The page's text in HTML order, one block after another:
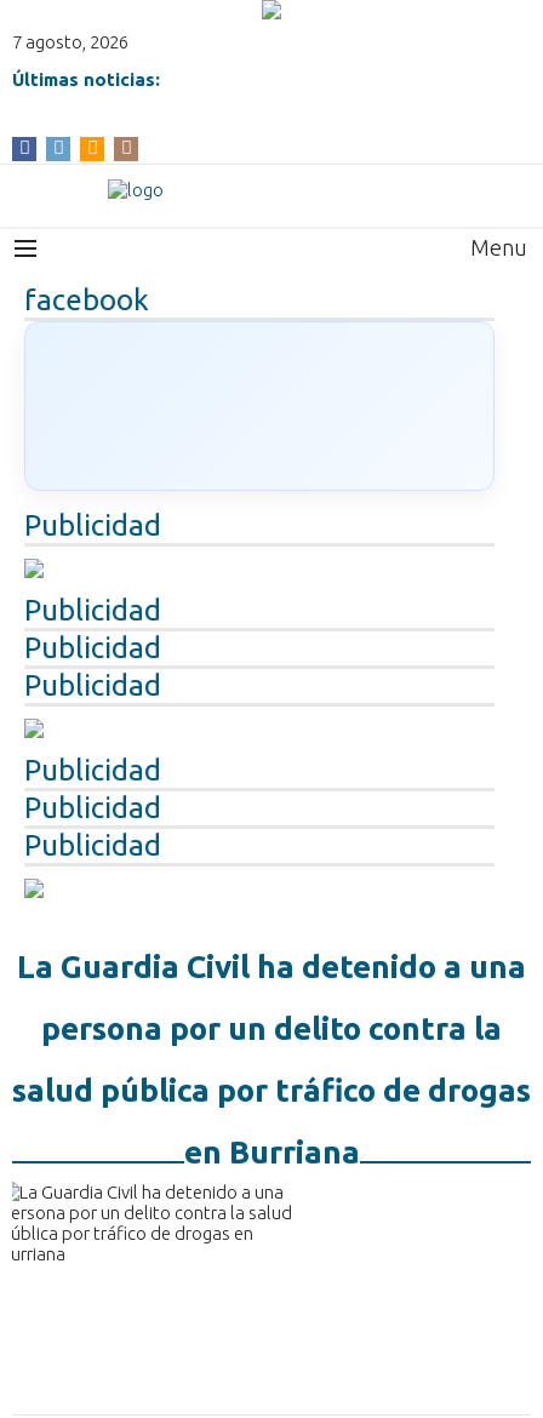
7 agosto, 2026
Últimas noticias:
Menu
facebook
Publicidad
Publicidad
Publicidad
Publicidad
Publicidad
Publicidad
Publicidad
La Guardia Civil ha detenido a una
persona por un delito contra la
salud pública por tráfico de drogas
en Burriana